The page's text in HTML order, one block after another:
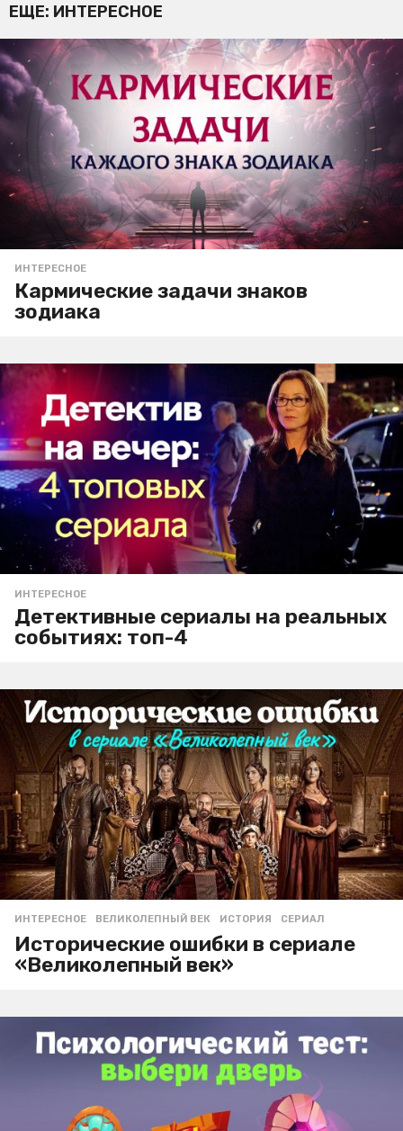
ЕЩЕ: ИНТЕРЕСНОЕ
ИНТЕРЕСНОЕ
Кармические задачи знаков
зодиака
ИНТЕРЕСНОЕ
Детективные сериалы на реальных
событиях: топ-4
ИНТЕРЕСНОЕ ВЕЛИКОЛЕПНЫЙ ВЕК ,ИСТОРИЯ ,СЕРИАЛ
Исторические ошибки в сериале
«Великолепный век»